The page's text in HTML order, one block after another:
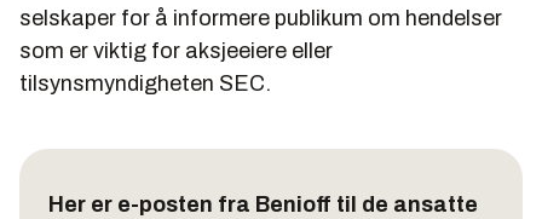
selskaper for å informere publikum om hendelser
som er viktig for aksjeeiere eller
tilsynsmyndigheten SEC.
Her er e-posten fra Benioff til de ansatte